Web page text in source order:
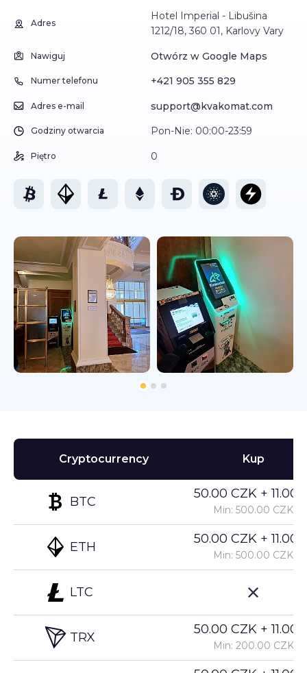
Adres
Hotel Imperial - Libušina
1212/18, 360 01, Karlovy Vary
Nawiguj Otwórz w Google Maps
Numer telefonu +421 905 355 829
Adres e-mail support@kvakomat.com
Godziny otwarcia Pon-Nie: 00:00-23:59
Piętro 0
Cryptocurrency
BTC
ETH
LTC
TRX
Kup
50.00 CZK +
Min: 500.00 CZK
50.00 CZK +
Min: 500.00 CZK
50.00 CZK +
Min: 200.00 CZK